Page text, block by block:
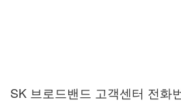
SK 브로드밴드 고객센터 전화